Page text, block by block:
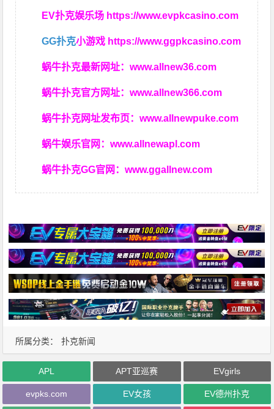
EV扑克娱乐场 https://www.evpkcasino.com
GG扑克小游戏 https://www.ggpkcasino.com
蜗牛扑克最新网址：www.allnew36.com
蜗牛扑克官方网址：www.allnew366.com
蜗牛扑克网址发布页：www.allnewpuke.com
蜗牛娱乐官网：www.allnewapl.com
蜗牛扑克GG官网：www.ggallnew.com
所属分类： 扑克新闻
APL APT亚巡赛 EVgirls
evpks.com EV女孩 EV德州扑克